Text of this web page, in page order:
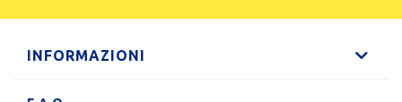
INFORMAZIONI